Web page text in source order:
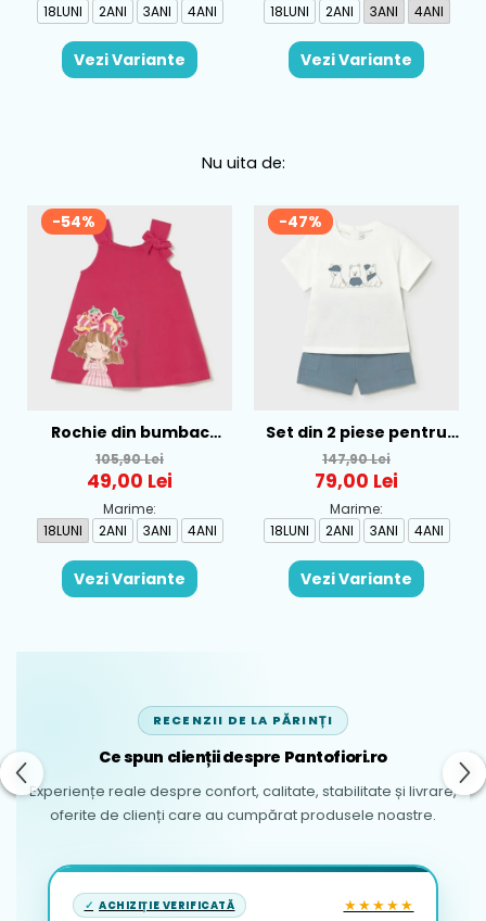
18LUNI
2ANI 3ANI 4ANI
Vezi Variante
18LUNI
2ANI 3ANI 4ANI
Vezi Variante
Nu uita de:
-54%
Rochie din bumbac
pentru fete Mayoral,
Rosu - 1930-069
105,90 Lei
49,00 Lei
Marime:
18LUNI
2ANI 3ANI 4ANI
Vezi Variante
-47%
Set din 2 piese pentru
baieti Mayoral, Alb-
Albastru - 1665-31
147,90 Lei
79,00 Lei
Marime:
18LUNI
2ANI 3ANI 4ANI
Vezi Variante
RECENZII DE LA PĂRINȚI
Ce spun clienții despre Pantofiori.ro
Experiențe reale despre confort, calitate, stabilitate și livrare,
oferite de clienți care au cumpărat produsele noastre.
ACHIZIȚIE VERIFICATĂ ★★★★★